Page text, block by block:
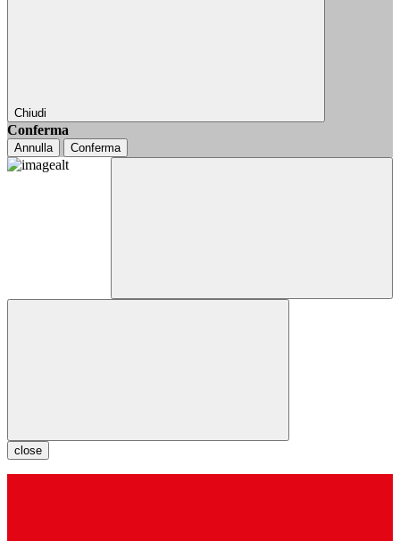
Chiudi
Conferma
Annulla Conferma
close